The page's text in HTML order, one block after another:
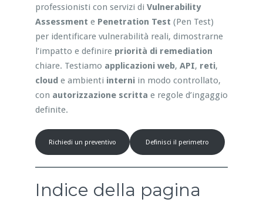
professionisti con servizi di Vulnerability
Assessment e Penetration Test (Pen Test)
per identificare vulnerabilità reali, dimostrarne
l’impatto e definire priorità di remediation
chiare. Testiamo applicazioni web, API, reti,
cloude ambienti interniin modo controllato,
con autorizzazione scritta e regole d’ingaggio
definite.
Richiedi un preventivo Definisci il perimetro
Indice della pagina